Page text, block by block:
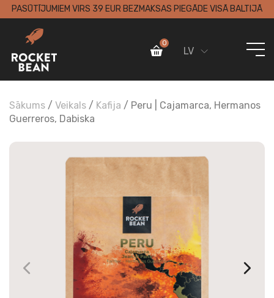
PASŪTĪJUMIEM VIRS 39 EUR BEZMAKSAS PIEGĀDE VISĀ BALTIJĀ
0
LV
Sākums / Veikals / Kafija / Peru | Cajamarca, Hermanos
Guerreros, Dabiska